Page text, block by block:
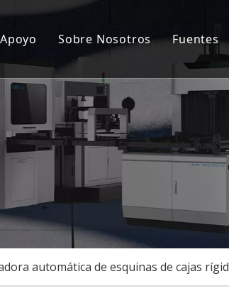
para fabricar cajas rígidas
tapa dura y caja rígida
para fabricar cajas rígidas
Apoyo
Servicio postventa
Preguntas más frecuentes
Caso
Sobre Nosotros
Fuentes
automática de esquinas de cajas